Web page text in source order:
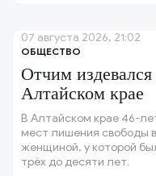
ОБЩЕСТВО
Отчим
Алтайском крае
В Алтайском крае 46-
мест лишения свободы
женщиной, у которой
трёх до десяти лет.
07 августа 2026, 21:02